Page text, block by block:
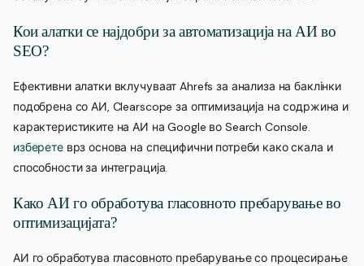
Кои алатки се најдобри за автоматизација на АИ во
SEO?
Ефективни алатки вклучуваат Ahrefs за анализа на баклінки
подобрена со АИ, Clearscope за оптимизација на содржина и
карактеристиките на АИ на Google во Search Console.
изберетеврз основа на специфични потреби како скала и
способности за интеграција.
Како АИ го обработува гласовното пребарување во
оптимизацијата?
АИ го обработува гласовното пребарување со процесирање